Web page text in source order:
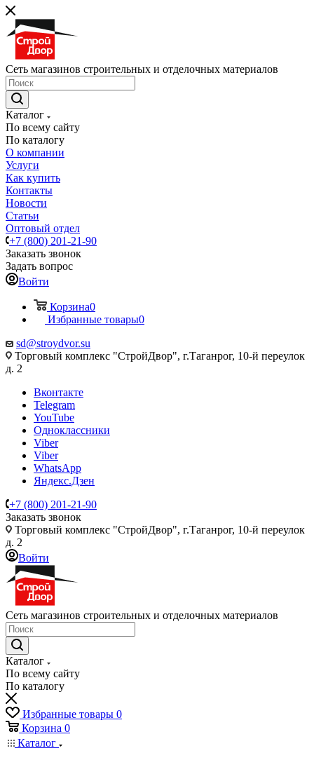
Сеть магазинов строительных и отделочных материалов
Каталог
По всему сайту
По каталогу
О компании
Услуги
Как купить
Контакты
Новости
Статьи
Оптовый отдел
+7 (800) 201-21-90
Заказать звонок
Задать вопрос
Войти
Корзина0
Избранные товары0
sd@stroydvor.su
Торговый комплекс "СтройДвор", г.Таганрог, 10-й переулок
д. 2
Вконтакте
Telegram
YouTube
Одноклассники
Viber
Viber
WhatsApp
Яндекс.Дзен
+7 (800) 201-21-90
Заказать звонок
Торговый комплекс "СтройДвор", г.Таганрог, 10-й переулок
д. 2
Войти
Сеть магазинов строительных и отделочных материалов
Каталог
По всему сайту
По каталогу
Избранные товары 0
Корзина 0
Каталог